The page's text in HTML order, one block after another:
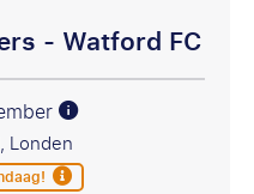
- Watford FC
Londen